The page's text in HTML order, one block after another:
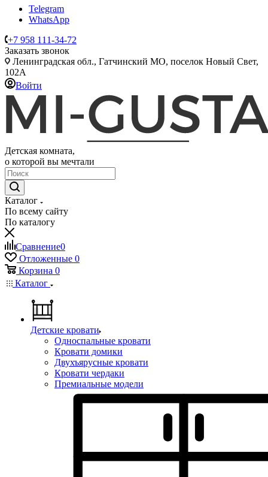
Telegram
WhatsApp
+7 958 111-34-72
Заказать звонок
Ленинградская обл., Гатчинский МО, поселок Новый Свет,
102А
Войти
Детская комната,
о которой вы мечтали
Каталог
По всему сайту
По каталогу
Сравнение0
Отложенные 0
Корзина 0
Каталог
Детские кровати
Односпальные кровати
Кровати домики
Двухъярусные кровати
Кровати чердаки
Премиальные модели